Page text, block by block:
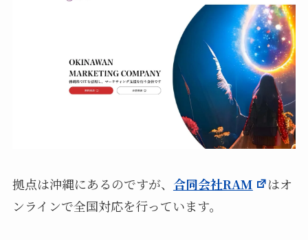
拠点は沖縄にあるのですが、 合同会社RAM
はオ
ンラインで全国対応を行っています。